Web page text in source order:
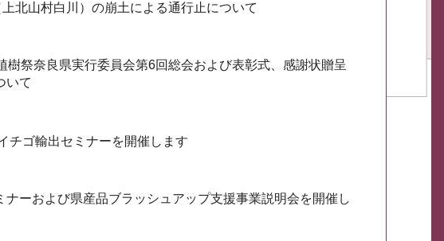
北山村白川）の崩土による通行止について
樹祭奈良県実行委員会第6回総会および表彰式、感謝状贈呈
いて
チゴ輸出セミナーを開催します
ナーおよび県産品ブラッシュアップ支援事業説明会を開催し